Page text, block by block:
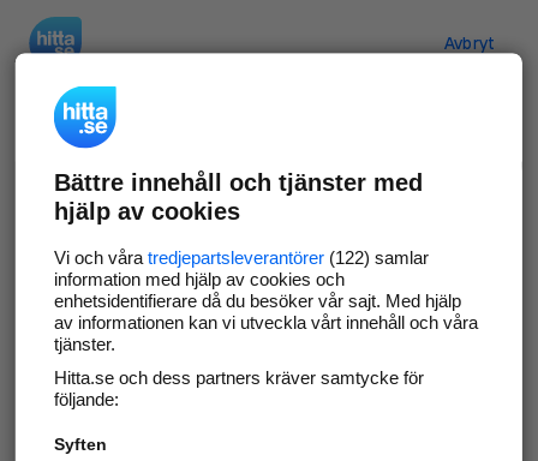
Avbryt
Verifiera ditt företag
Gör som 69 572företag
företagssida på hitta.se och syns bättre mot
kunder i ditt närområde. Helt kostnadsfritt.
Uppdatera din företagsinformation
Svara på och hantera dina omdömen
Bättre innehåll och tjänster med
hjälp av cookies
Vi och våra tredjepartsleverantörer(122) samlar
information med hjälp av cookies och
enhetsidentifierare då du besöker vår sajt. Med hjälp
av informationen kan vi utveckla vårt innehåll och våra
tjänster.
Hitta.se och dess partners kräver samtycke för
följande:
Syften